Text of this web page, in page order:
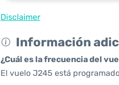
Disclaimer
Información
¿Cuál es la frecuencia del
El vuelo J245 está